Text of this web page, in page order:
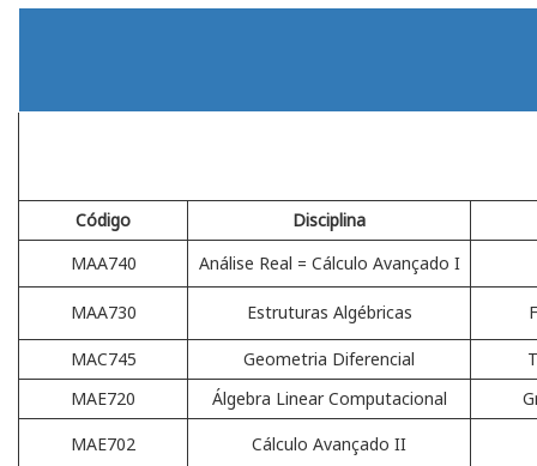
Código
Disciplina
MAA740
Análise Real = Cálculo Avançado I
MAA730 Estruturas Algébricas
MAC745 Geometria Diferencial
MAE720
Álgebra Linear Computacional
MAE702
Cálculo Avançado II